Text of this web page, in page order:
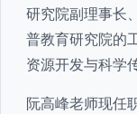
研究院副理事长
普教育研究院的
资源开发与科学
阮高峰老师现任